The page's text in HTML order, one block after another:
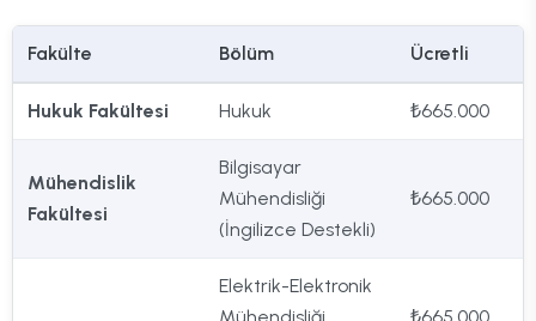
Fakülte Bölüm Ücretli
Hukuk Fakültesi Hukuk ₺665.000
Mühendislik
Fakültesi
Bilgisayar
Mühendisliği
(İngilizce Destekli)
₺665.000
Elektrik-Elektronik